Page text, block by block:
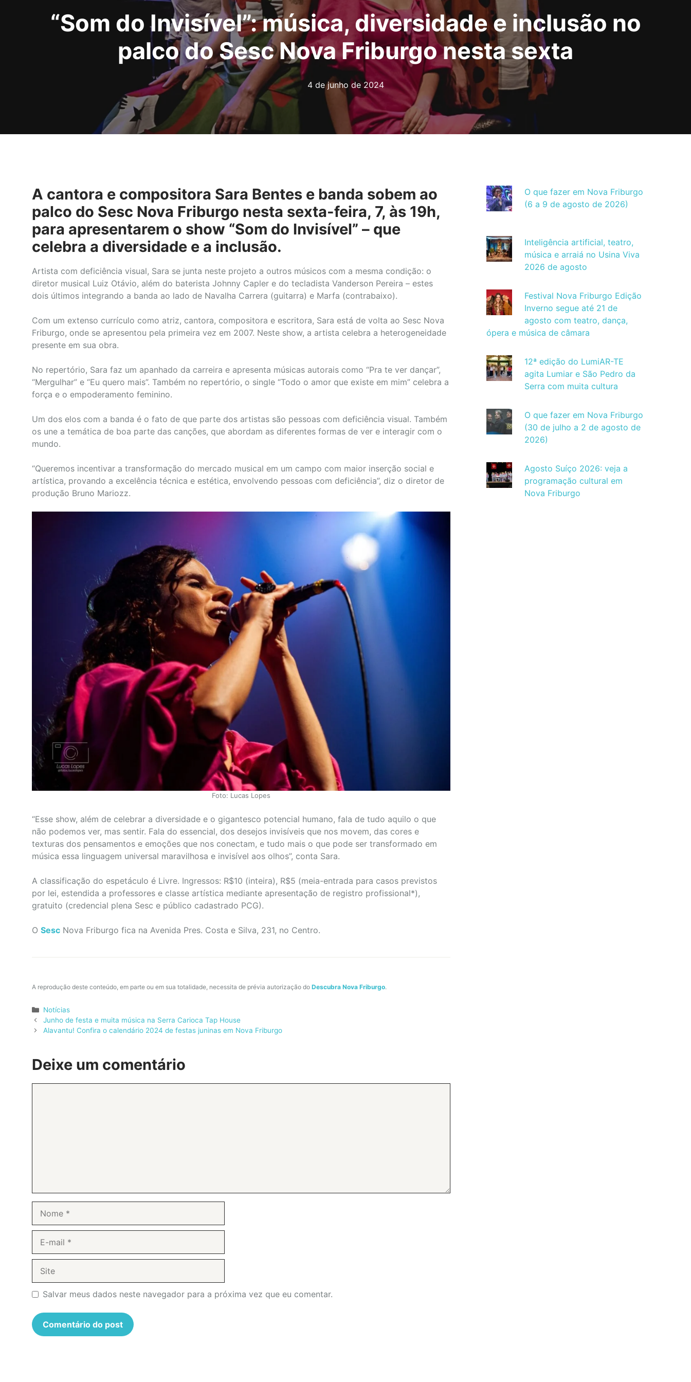
“Som do Invisível”: música, diversidade e inclusão no
palco do Sesc Nova Friburgo nesta sexta
4 de junho de 2024
A cantora e compositora Sara Bentes e banda sobem ao
palco do Sesc Nova Friburgo nesta sexta-feira, 7, às 19h,
para apresentarem o show “Som do Invisível” – que
celebra a diversidade e a inclusão.
Artista com deficiência visual, Sara se junta neste projeto a outros músicos com a mesma condição: o
diretor musical Luiz Otávio, além do baterista Johnny Capler e do tecladista Vanderson Pereira – estes
dois últimos integrando a banda ao lado de Navalha Carrera (guitarra) e Marfa (contrabaixo).
Com um extenso currículo como atriz, cantora, compositora e escritora, Sara está de volta ao Sesc Nova
Friburgo, onde se apresentou pela primeira vez em 2007. Neste show, a artista celebra a heterogeneidade
presente em sua obra.
No repertório, Sara faz um apanhado da carreira e apresenta músicas autorais como “Pra te ver dançar”,
“Mergulhar” e “Eu quero mais”. Também no repertório, o single “Todo o amor que existe em mim” celebra a
força e o empoderamento feminino.
Um dos elos com a banda é o fato de que parte dos artistas são pessoas com deficiência visual. Também
os une a temática de boa parte das canções, que abordam as diferentes formas de ver e interagir com o
mundo.
“Queremos incentivar a transformação do mercado musical em um campo com maior inserção social e
artística, provando a excelência técnica e estética, envolvendo pessoas com deficiência”, diz o diretor de
produção Bruno Mariozz.
Foto: Lucas Lopes
“Esse show, além de celebrar a diversidade e o gigantesco potencial humano, fala de tudo aquilo o que
não podemos ver, mas sentir. Fala do essencial, dos desejos invisíveis que nos movem, das cores e
texturas dos pensamentos e emoções que nos conectam, e tudo mais o que pode ser transformado em
música essa linguagem universal maravilhosa e invisível aos olhos”, conta Sara.
A classificação do espetáculo é Livre. Ingressos: R$10 (inteira), R$5 (meia-entrada para casos previstos
por lei, estendida a professores e classe artística mediante apresentação de registro profissional*),
gratuito (credencial plena Sesc e público cadastrado PCG).
O Sesc Nova Friburgo fica na Avenida Pres. Costa e Silva, 231, no Centro.
A reprodução deste conteúdo, em parte ou em sua totalidade, necessita de prévia autorização do Descubra Nova Friburgo.
Categorias
Notícias
Junho de festa e muita música na Serra Carioca Tap House
Alavantu! Confira o calendário 2024 de festas juninas em Nova Friburgo
Deixe um comentário
mail
Salvar meus dados neste navegador para a próxima vez que eu comentar.
O que fazer em Nova Friburgo
(6 a 9 de agosto de 2026)
Inteligência artificial, teatro,
música e arraiá no Usina Viva
2026 de agosto
Festival Nova Friburgo Edição
Inverno segue até 21 de
agosto com teatro, dança,
ópera e música de câmara
12ª edição do LumiAR-TE
agita Lumiar e São Pedro da
Serra com muita cultura
O que fazer em Nova Friburgo
(30 de julho a 2 de agosto de
2026)
Agosto Suíço 2026: veja a
programação cultural em
Nova Friburgo